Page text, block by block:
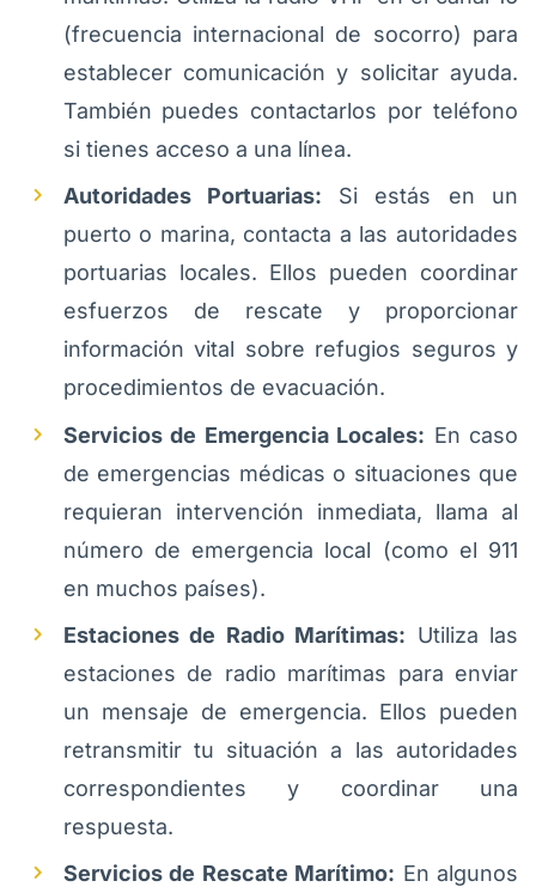
(frecuencia internacional de socorro) para
establecer comunicación y solicitar ayuda.
También puedes contactarlos por teléfono
si tienes acceso a una línea.
Autoridades Portuarias: Si estás en un
puerto o marina, contacta a las autoridades
portuarias locales. Ellos pueden coordinar
esfuerzos de rescate y proporcionar
información vital sobre refugios seguros y
procedimientos de evacuación.
Servicios de Emergencia Locales: En caso
de emergencias médicas o situaciones que
requieran intervención inmediata, llama al
número de emergencia local (como el 911
en muchos países).
Estaciones de Radio Marítimas: Utiliza las
estaciones de radio marítimas para enviar
un mensaje de emergencia. Ellos pueden
retransmitir tu situación a las autoridades
correspondientes y coordinar una
respuesta.
Servicios de Rescate Marítimo: En algunos